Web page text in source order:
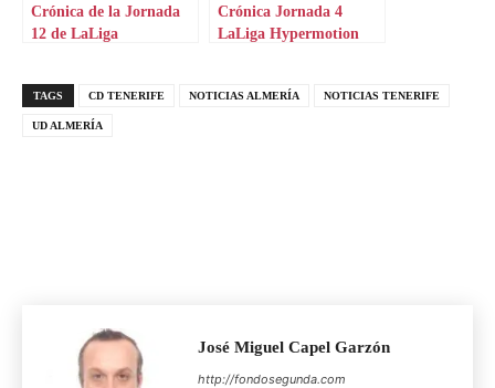
Crónica de la Jornada
12 de LaLiga
Crónica Jornada 4
LaLiga Hypermotion
TAGS CD TENERIFE NOTICIAS ALMERÍA NOTICIAS TENERIFE
UD ALMERÍA
José Miguel Capel Garzón
http://fondosegunda.com